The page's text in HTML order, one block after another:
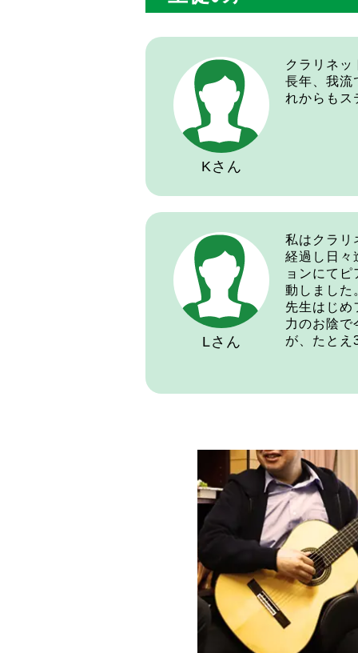
Kさん
クラリネ
長年、我流
れからもス
Lさん
私はクラリ
経過し日々
ョンにて
動しました
先生はじめ
力のお陰で
が、たとえ